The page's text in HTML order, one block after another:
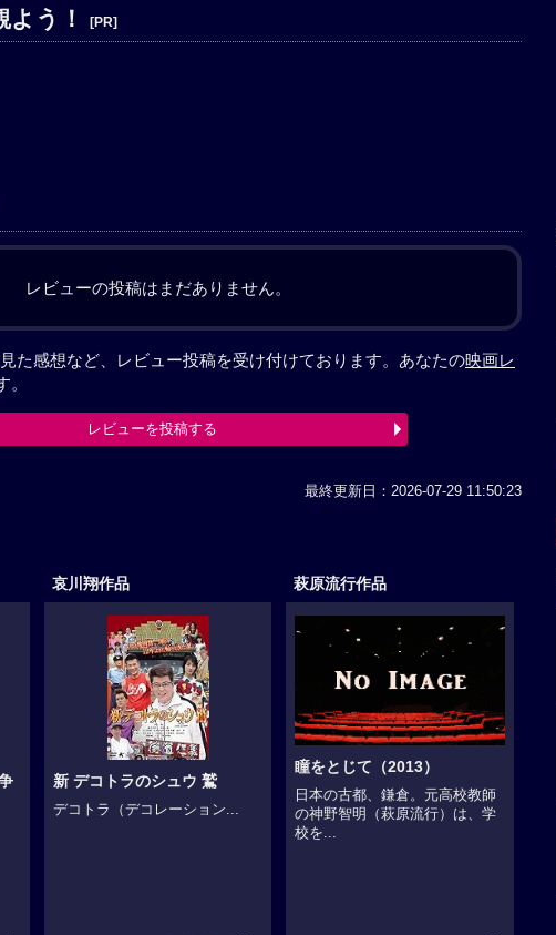
よう！ [PR]
レビューの投稿はまだありません。
た感想など、レビュー投稿を受け付けております。あなたの映画レ
レビューを投稿する
最終更新日：2026-07-29 11:50:23
哀川翔作品
新 デコトラのシュウ 鷲
デコトラ（デコレーション...
萩原流行作品
瞳をとじて（2013）
日本の古都、鎌倉。元高校教師
の神野智明（萩原流行）は、学
校を...